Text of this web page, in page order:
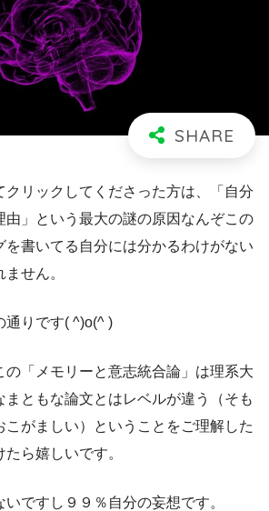
クリックしてくださった方は、「自分
由」という最大の謎の原因なんぞこの
を書いてる自分には分かるわけがない
せん。
通りです( ^)o(^ )
の「メモリーと意志統合論」は理系大
まともな論文とはレベルが違う（そも
こがましい）ということをご理解した
たら嬉しいです。
ですし９９％自分の妄想です。